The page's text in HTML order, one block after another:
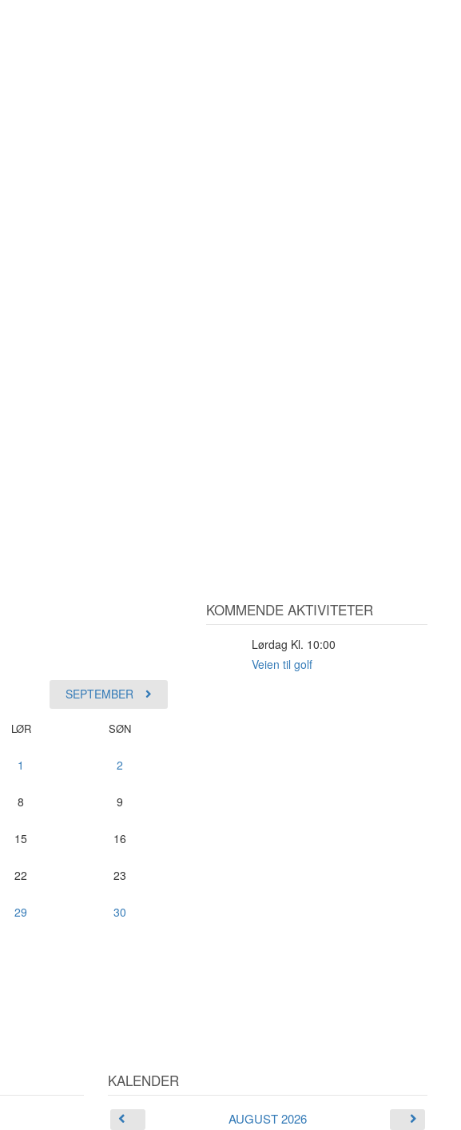
SEPTEMBER
LØR SØN
1 2
8 9
15 16
22 23
29 30
KOMMENDE AKTIVITETER
Lørdag Kl. 10:00
Veien til golf
KALENDER
AUGUST 2026